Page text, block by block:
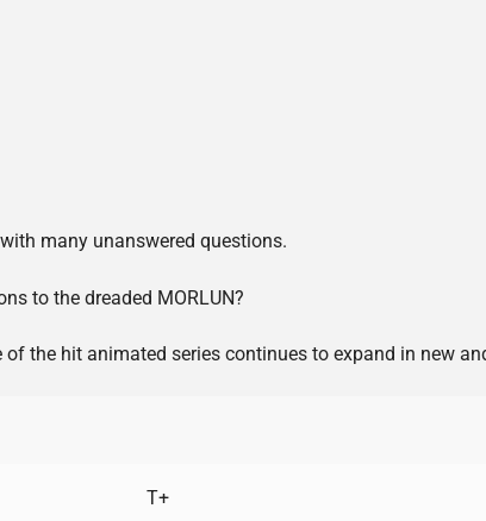
many unanswered questions.
to the dreaded MORLUN?
the hit animated series continues to expand in new
T+